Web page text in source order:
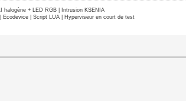
halogène + LED RGB | Intrusion KSENIA
Ecodevice | Script LUA | Hyperviseur en court de test